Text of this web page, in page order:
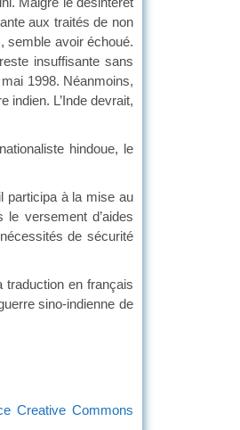
aux traités de non
semble avoir échoué.
insuffisante sans
1998. Néanmoins,
indien. L’Inde devrait,
hindoue, le
à la mise au
versement d’aides
de sécurité
en français
sino-indienne de
Creative Commons